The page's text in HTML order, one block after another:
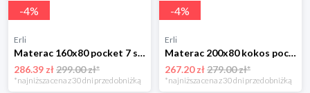
-4%
Erli
Materac 160x80 pocket 7 stref 12 cm DINO
286.39 zł299.00 zł*
*najniższa cena z 30 dni przed obniżką
-4%
Erli
Materac 200x80 kokos pocket 7 stref 14 cm MILO
267.20 zł279.00 zł*
*najniższa cena z 30 dni przed obniżką